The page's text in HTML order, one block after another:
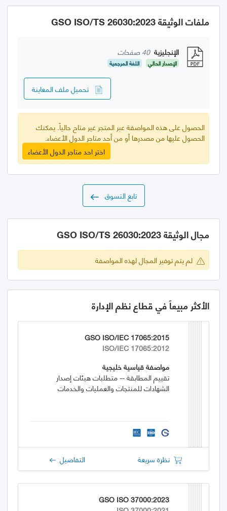
ملفات الوثيقة GSO ISO/TS 26030:2023
الإنجليزية 40 صفحات
الإصدار الحالي اللغة المرجعية
تحميل ملف المعاينة
الحصول على هذه المواصفة عبر المتجر غير متاح حالياً. يمكنك
الحصول عليها من مصدرها أو من أحد متاجر الدول الأعضاء.
اختر احد متاجر الدول الأعضاء
تابع التسوق
مجال الوثيقة GSO ISO/TS 26030:2023
لم يتم توفير المجال لهذه المواصفة
الأكثر مبيعاً في قطاع نظم الإدارة
GSO ISO/IEC 17065:2015
ISO/IEC 17065:2012
مواصفة قياسية خليجية
تقييم المطابقة -- متطلبات هيئات إصدار
الشهادات للمنتجات والعمليات والخدمات
نظرة سريعة التفاصيل
GSO ISO 37000:2023